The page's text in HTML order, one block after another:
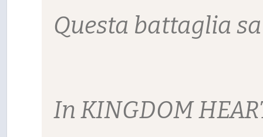
Questa battaglia
In KINGDOM